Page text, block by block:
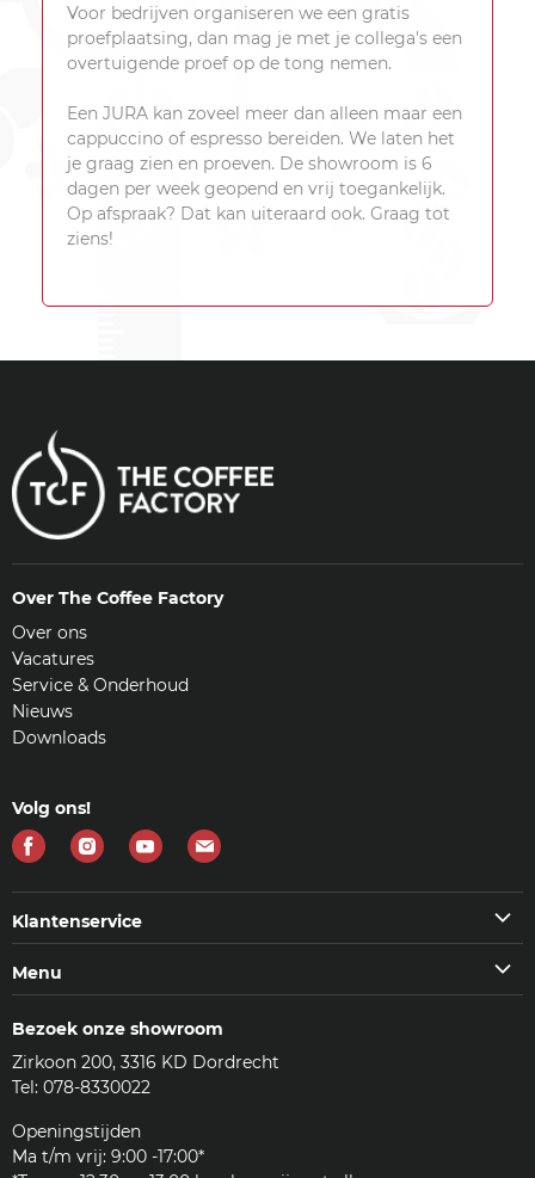
Voor bedrijven organiseren we een gratis
proefplaatsing, dan mag je met je collega's een
overtuigende proef op de tong nemen.
Een JURA kan zoveel meer dan alleen maar een
cappuccino of espresso bereiden. We laten het
je graag zien en proeven. De showroom is 6
dagen per week geopend en vrij toegankelijk.
Op afspraak? Dat kan uiteraard ook. Graag tot
ziens!
Over The Coffee Factory
Over ons
Vacatures
Service & Onderhoud
Nieuws
Downloads
Volg ons!
Vind
Facebook
Vind
op
Instagram
Vind
Youtube
Vind
E-
Klantenservice
Veelgestelde vragen (FAQ)
Reviews
Woordenlijst
Menu
Koffie & meer
Accessoires
Reinigingsmiddelen
Onderdelen
JURA
Bezoek onze showroom
Zirkoon 200, 3316 KD Dordrecht
Tel: 078-8330022
Openingstijden
Ma t/m vrij: 9:00 -17:00*